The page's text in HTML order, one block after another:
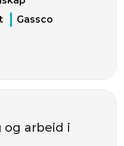
Gassco
arbeid i